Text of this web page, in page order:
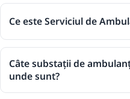
Ce este Serviciul de
Câte substații de
unde sunt?